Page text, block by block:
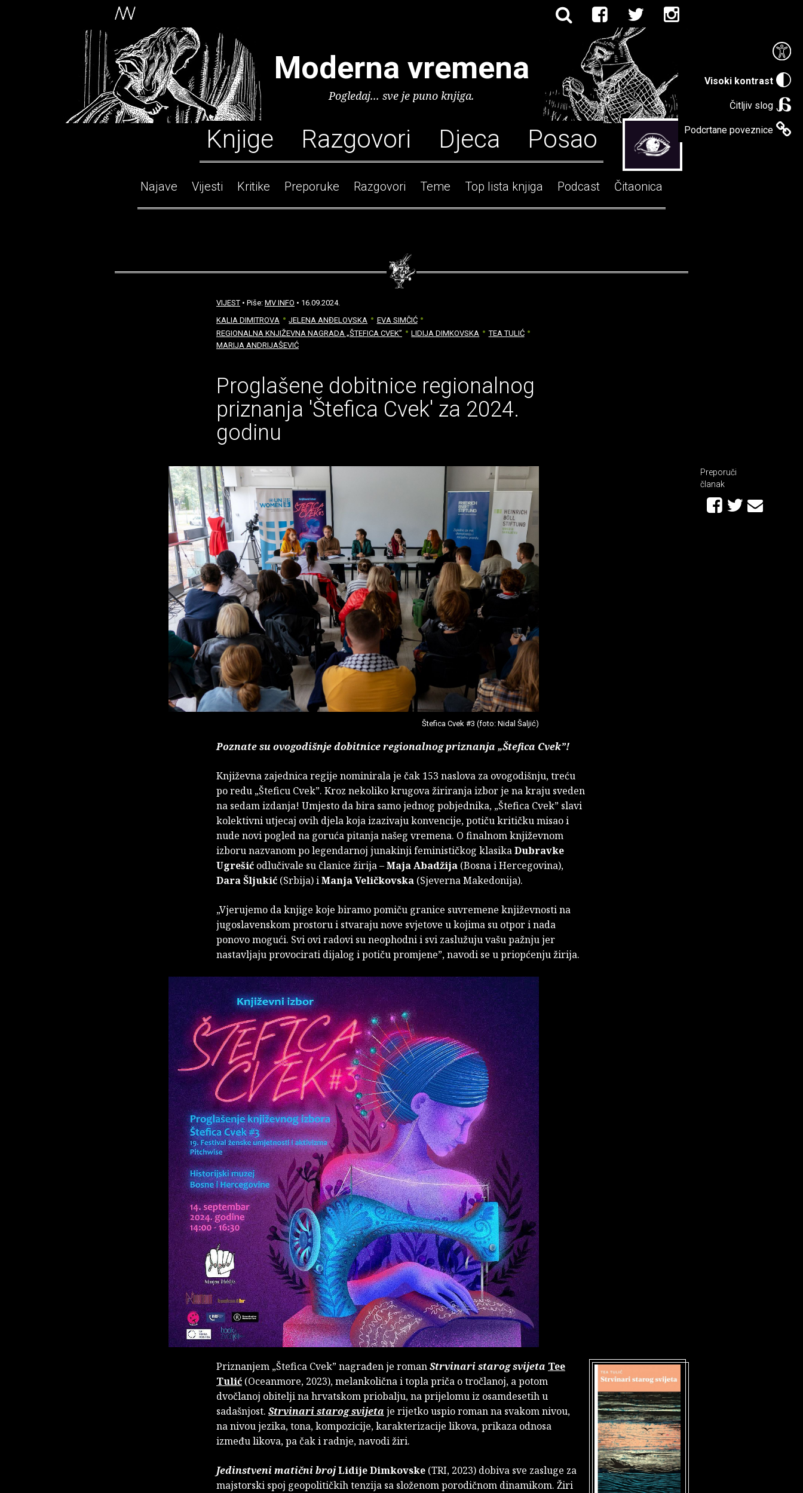
Visoki kontrast
Čitljiv slog
Podcrtane poveznice
Moderna vremena
Pogledaj... sve je puno knjiga.
Knjige Razgovori Djeca Posao
Najave Vijesti Kritike Preporuke Razgovori Teme Top lista knjiga Podcast Čitaonica
VIJEST • Piše: MV INFO • 16.09.2024.
KALIA DIMITROVA
JELENA ANĐELOVSKA
EVA SIMČIĆ
REGIONALNA KNJIŽEVNA NAGRADA „ŠTEFICA CVEK”
LIDIJA DIMKOVSKA
TEA TULIĆ
MARIJA ANDRIJAŠEVIĆ
Proglašene dobitnice regionalnog
priznanja 'Štefica Cvek' za 2024.
godinu
Štefica Cvek #3 (foto: Nidal Šaljić)
Poznate su ovogodišnje dobitnice regionalnog priznanja „Štefica Cvek”!
Književna zajednica regije nominirala je čak 153 naslova za ovogodišnju, treću
po redu „Šteficu Cvek”. Kroz nekoliko krugova žiriranja izbor je na kraju sveden
na sedam izdanja! Umjesto da bira samo jednog pobjednika, „Štefica Cvek” slavi
kolektivni utjecaj ovih djela koja izazivaju konvencije, potiču kritičku misao i
nude novi pogled na goruća pitanja našeg vremena. O finalnom književnom
izboru nazvanom po legendarnoj junakinji feminističkog klasikaDubravke
Ugrešić odlučivale su članice žirija –Maja Abadžija (Bosna i Hercegovina),
Dara Šljukić (Srbija) iManja Veličkovska (Sjeverna Makedonija).
„Vjerujemo da knjige koje biramo pomiču granice suvremene književnosti na
jugoslavenskom prostoru i stvaraju nove svjetove u kojima su otpor i nada
ponovo mogući. Svi ovi radovi su neophodni i svi zaslužuju vašu pažnju jer
nastavljaju provocirati dijalog i potiču promjene”, navodi se u priopćenju žirija.
Priznanjem „Štefica Cvek” nagrađen je romanStrvinari starog svijeta Tee
Tulić (Oceanmore, 2023), melankolična i topla priča o tročlanoj, a potom
dvočlanoj obitelji na hrvatskom priobalju, na prijelomu iz osamdesetih u
sadašnjost. Strvinari starog svijeta je rijetko uspio roman na svakom nivou,
na nivou jezika, tona, kompozicije, karakterizacije likova, prikaza odnosa
između likova, pa čak i radnje, navodi žiri.
Jedinstveni matični brojLidije Dimkovske (TRI, 2023) dobiva sve zasluge za
majstorski spoj geopolitičkih tenzija sa složenom porodičnom dinamikom. Žiri
Preporuči
članak